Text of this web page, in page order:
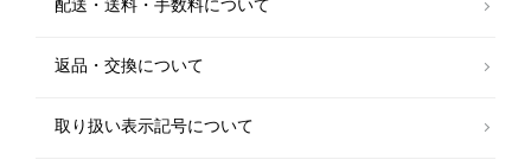
配送・送料・手数料について
返品・交換について
取り扱い表示記号について